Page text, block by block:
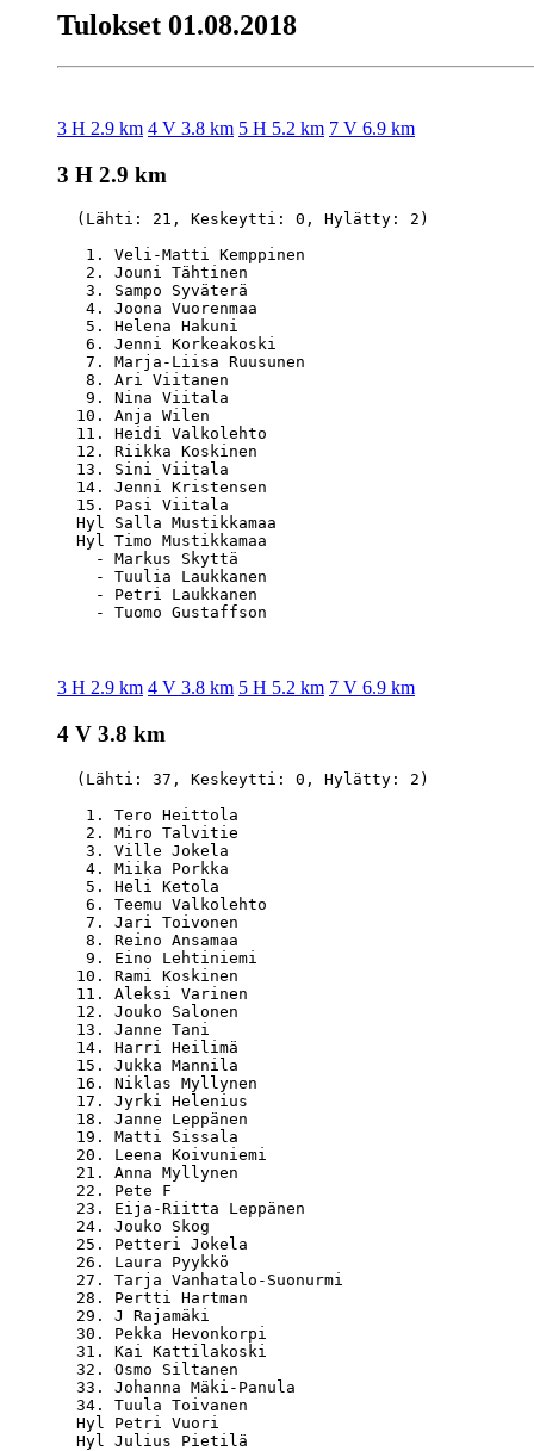
Tulokset 01.08.2018
3 H 2.9 km 4 V 3.8 km 5 H 5.2 km 7 V 6.9 km
3 H 2.9 km
  (Lähti: 21, Keskeytti: 0, Hylätty: 2)
1. Veli-Matti Kemppinen
2. Jouni Tähtinen
3. Sampo Syväterä
4. Joona Vuorenmaa
5. Helena Hakuni
6. Jenni Korkeakoski
7. Marja-Liisa Ruusunen
8. Ari Viitanen
9. Nina Viitala
10. Anja Wilen
11. Heidi Valkolehto
12. Riikka Koskinen
13. Sini Viitala
14. Jenni Kristensen
15. Pasi Viitala
Hyl Salla Mustikkamaa
Hyl Timo Mustikkamaa
- Markus Skyttä
- Tuulia Laukkanen
- Petri Laukkanen
3 H 2.9 km 4 V 3.8 km 5 H 5.2 km 7 V 6.9 km
4 V 3.8 km
  (Lähti: 37, Keskeytti: 0, Hylätty: 2)
1. Tero Heittola
2. Miro Talvitie
3. Ville Jokela
4. Miika Porkka
5. Heli Ketola
6. Teemu Valkolehto
7. Jari Toivonen
8. Reino Ansamaa
9. Eino Lehtiniemi
10. Rami Koskinen
11. Aleksi Varinen
12. Jouko Salonen
13. Janne Tani
14. Harri Heilimä
15. Jukka Mannila
16. Niklas Myllynen
17. Jyrki Helenius
18. Janne Leppänen
19. Matti Sissala
20. Leena Koivuniemi
21. Anna Myllynen
22. Pete F
23. Eija-Riitta Leppänen
24. Jouko Skog
25. Petteri Jokela
26. Laura Pyykkö
27. Tarja Vanhatalo-Suonurmi
28. Pertti Hartman
29. J Rajamäki
30. Pekka Hevonkorpi
31. Kai Kattilakoski
32. Osmo Siltanen
33. Johanna Mäki-Panula
34. Tuula Toivanen
Hyl Petri Vuori
Hyl Julius Pietilä